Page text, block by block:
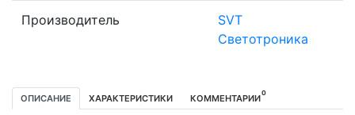
Производитель
SVT
Светотроника
ОПИСАНИЕ ХАРАКТЕРИСТИКИ КОММЕНТАРИИ0